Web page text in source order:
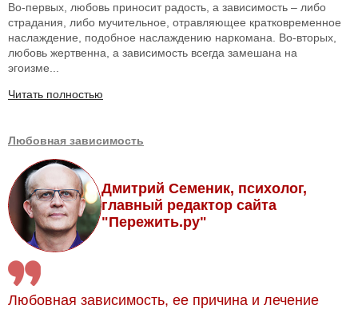
Во-первых, любовь приносит радость, а зависимость – либо
страдания, либо мучительное, отравляющее кратковременное
наслаждение, подобное наслаждению наркомана. Во-вторых,
любовь жертвенна, а зависимость всегда замешана на
эгоизме...
Читать полностью
Любовная зависимость
Дмитрий Семеник, психолог,
главный редактор сайта
"Пережить.ру"
Любовная зависимость, ее причина и лечение